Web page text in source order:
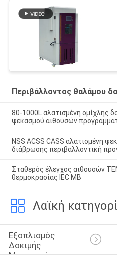
Περιβάλλοντος θαλάμου
80-1000L αλατισμένη ομίχλης
ψεκασμού αιθουσών
NSS ACSS CASS αλατισμένη
διάβρωσης περιβαλλοντική
Σταθερός έλεγχος αιθουσών
θερμοκρασίας IEC ΜΒ
Λαϊκή
Εξοπλισμός
Δοκιμής
Μπαταριών